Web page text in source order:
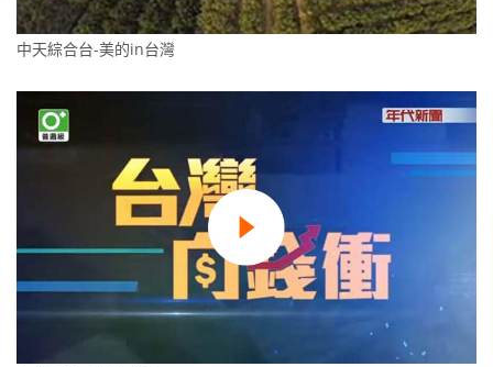
中天綜合台-美的in台灣